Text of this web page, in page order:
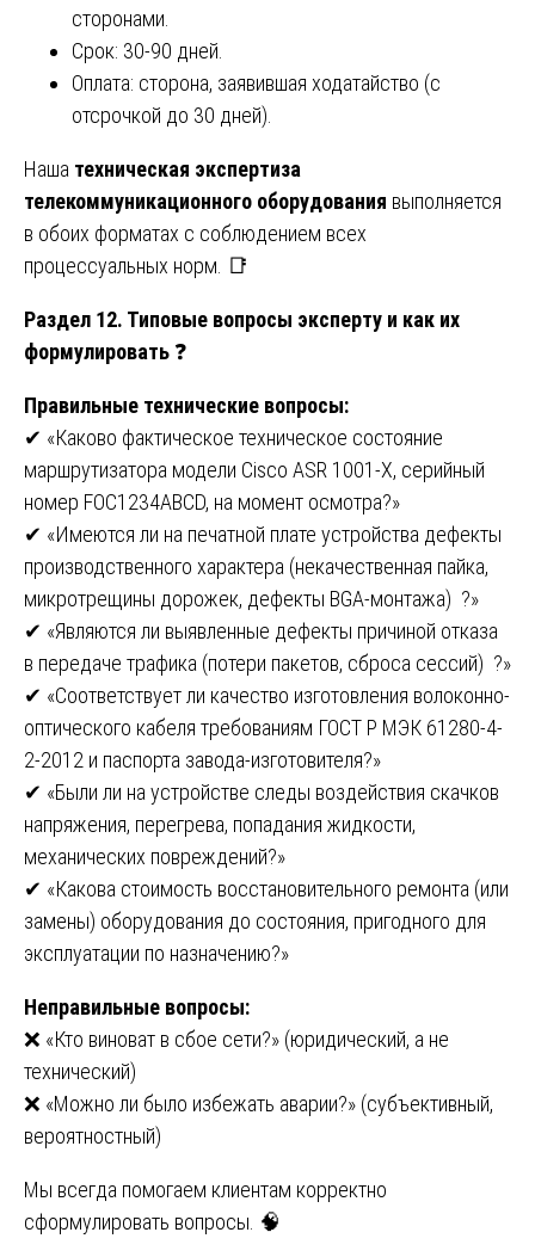
сторонами.
Срок: 30-90 дней.
Оплата: сторона, заявившая ходатайство (с
отсрочкой до 30 дней).
Наша техническая экспертиза
телекоммуникационного оборудования выполняется
в обоих форматах с соблюдением всех
процессуальных норм. 📑
Раздел 12. Типовые вопросы эксперту и как их
формулировать ❓
Правильные технические вопросы:
✔ «Каково фактическое техническое состояние
маршрутизатора модели Cisco ASR 1001-X, серийный
номер FOC1234ABCD, на момент осмотра?»
✔ «Имеются ли на печатной плате устройства дефекты
производственного характера (некачественная пайка,
микротрещины дорожек, дефекты BGA-монтажа) ?»
✔ «Являются ли выявленные дефекты причиной отказа
в передаче трафика (потери пакетов, сброса сессий) ?»
✔ «Соответствует ли качество изготовления волоконно-
оптического кабеля требованиям ГОСТ Р МЭК 61280-4-
2-2012 и паспорта завода-изготовителя?»
✔ «Были ли на устройстве следы воздействия скачков
напряжения, перегрева, попадания жидкости,
механических повреждений?»
✔ «Какова стоимость восстановительного ремонта (или
замены) оборудования до состояния, пригодного для
эксплуатации по назначению?»
Неправильные вопросы:
❌ «Кто виноват в сбое сети?» (юридический, а не
технический)
❌ «Можно ли было избежать аварии?» (субъективный,
вероятностный)
Мы всегда помогаем клиентам корректно
сформулировать вопросы. 🧠